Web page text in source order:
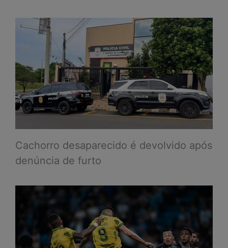
Cachorro desaparecido é devolvido após
denúncia de furto